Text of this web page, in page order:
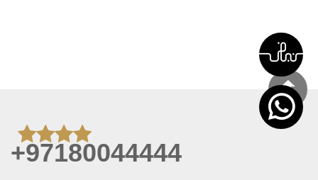
+97180044444